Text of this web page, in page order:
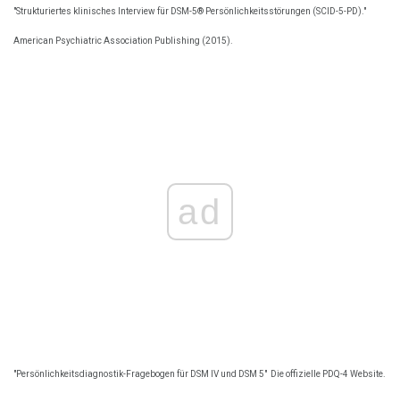
"Strukturiertes klinisches Interview für DSM-5® Persönlichkeitsstörungen (SCID-5-PD)."
American Psychiatric Association Publishing (2015).
ad
"Persönlichkeitsdiagnostik-Fragebogen für DSM IV und DSM 5" Die offizielle PDQ-4 Website.